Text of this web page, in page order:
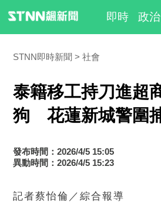
即時 政治
STNN即時新聞 社會
泰籍移工持刀進超
狗 花蓮新城警圍
發布時間：2026/4/5 15:05
異動時間：2026/4/5 15:23
記者蔡怡倫／綜合報導